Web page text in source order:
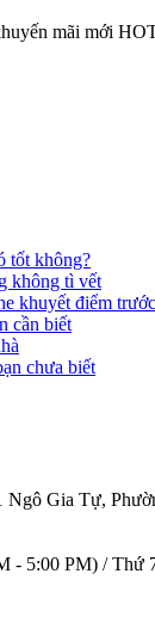
mãi mới
tốt không?
không tì vết
khuyết điểm
cần biết
chưa biết
Ngô Gia Tự,
- 5:00 PM) / Thứ